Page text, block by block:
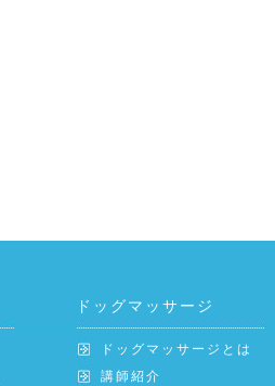
ドッグマッサージ
ドッグマッサージとは
講師紹介